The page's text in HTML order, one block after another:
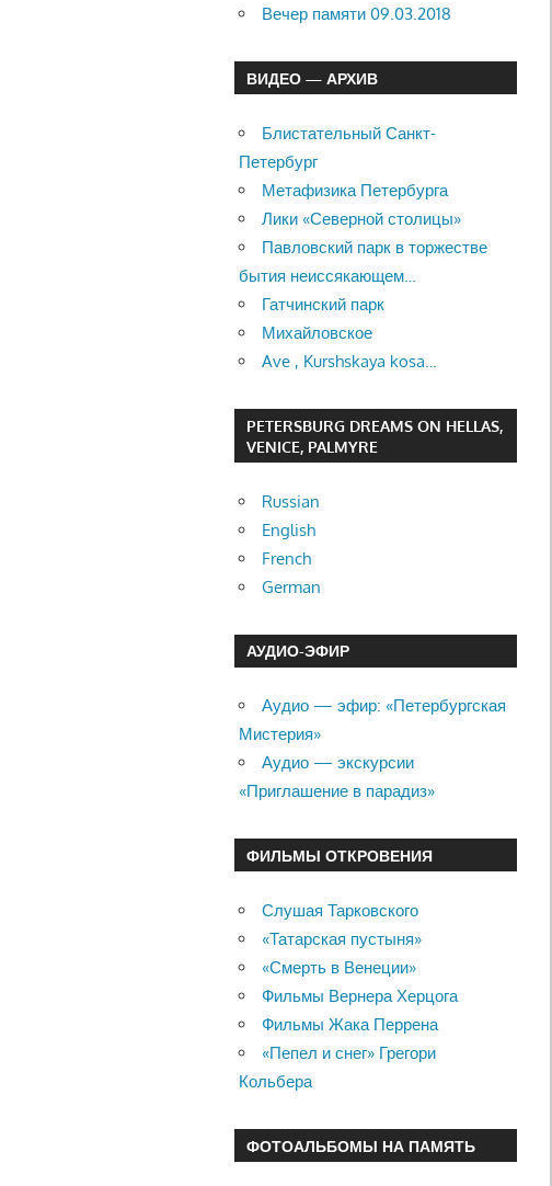
Вечер памяти 09.03.2018
ВИДЕО — АРХИВ
Блистательный Санкт-
Петербург
Метафизика Петербурга
Лики «Северной столицы»
Павловский парк в торжестве
бытия неиссякающем…
Гатчинский парк
Михайловское
Ave , Kurshskaya kosa…
PETERSBURG DREAMS ON HELLAS,
VENICE, PALMYRE
Russian
English
French
German
АУДИО-ЭФИР
Аудио — эфир: «Петербургская
Мистерия»
Аудио — экскурсии
«Приглашение в парадиз»
ФИЛЬМЫ ОТКРОВЕНИЯ
Слушая Тарковского
«Татарская пустыня»
«Смерть в Венеции»
Фильмы Вернера Херцога
Фильмы Жака Перрена
«Пепел и снег» Грегори
Кольбера
ФОТОАЛЬБОМЫ НА ПАМЯТЬ